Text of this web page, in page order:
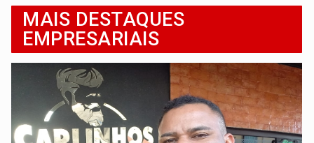
MAIS DESTAQUES
EMPRESARIAIS